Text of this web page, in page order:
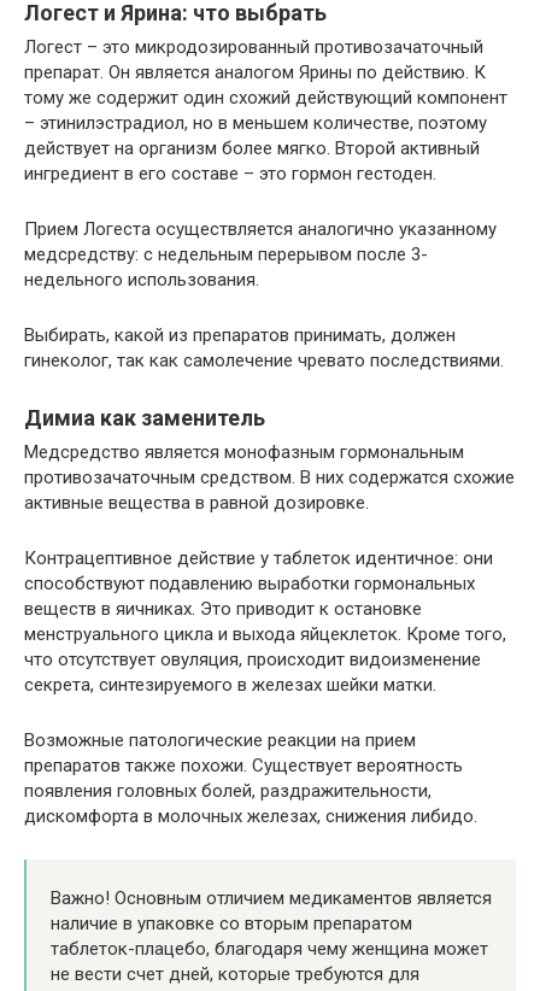
Логест и Ярина: что выбрать
Логест – это микродозированный противозачаточный
препарат. Он является аналогом Ярины по действию. К
тому же содержит один схожий действующий компонент
– этинилэстрадиол, но в меньшем количестве, поэтому
действует на организм более мягко. Второй активный
ингредиент в его составе – это гормон гестоден.
Прием Логеста осуществляется аналогично указанному
медсредству: с недельным перерывом после 3-
недельного использования.
Выбирать, какой из препаратов принимать, должен
гинеколог, так как самолечение чревато последствиями.
Димиа как заменитель
Медсредство является монофазным гормональным
противозачаточным средством. В них содержатся схожие
активные вещества в равной дозировке.
Контрацептивное действие у таблеток идентичное: они
способствуют подавлению выработки гормональных
веществ в яичниках. Это приводит к остановке
менструального цикла и выхода яйцеклеток. Кроме того,
что отсутствует овуляция, происходит видоизменение
секрета, синтезируемого в железах шейки матки.
Возможные патологические реакции на прием
препаратов также похожи. Существует вероятность
появления головных болей, раздражительности,
дискомфорта в молочных железах, снижения либидо.
Важно! Основным отличием медикаментов является
наличие в упаковке со вторым препаратом
таблеток-плацебо, благодаря чему женщина может
не вести счет дней, которые требуются для